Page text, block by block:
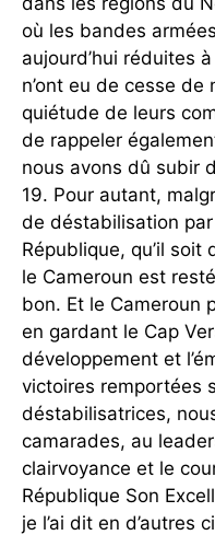
où les bandes
aujourd’hui réduites
n’ont eu de cesse
quiétude de leurs
de rappeler
nous avons dû subir
19. Pour autant,
de déstabilisation
République, qu’il soit
le Cameroun est
bon. Et le Cameroun
en gardant le Cap
développement et
victoires remportées
déstabilisatrices,
camarades, au
clairvoyance et le
République Son
je l’ai dit en d’autres